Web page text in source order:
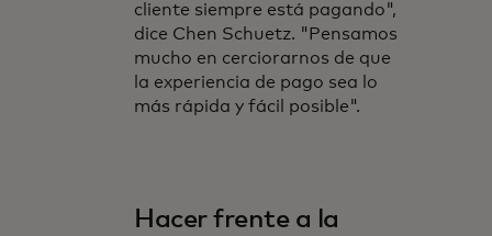
cliente siempre está pagando",
dice Chen Schuetz. "Pensamos
mucho en cerciorarnos de que
la experiencia de pago sea lo
más rápida y fácil posible".
Hacer frente a la